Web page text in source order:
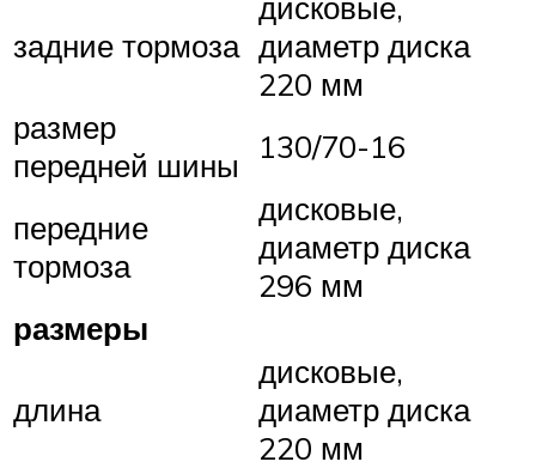
задние тормоза диаметр диска
220 мм
размер
передней шины
130/70-16
передние
тормоза
дисковые,
диаметр диска
296 мм
размеры
длина
дисковые,
диаметр диска
220 мм